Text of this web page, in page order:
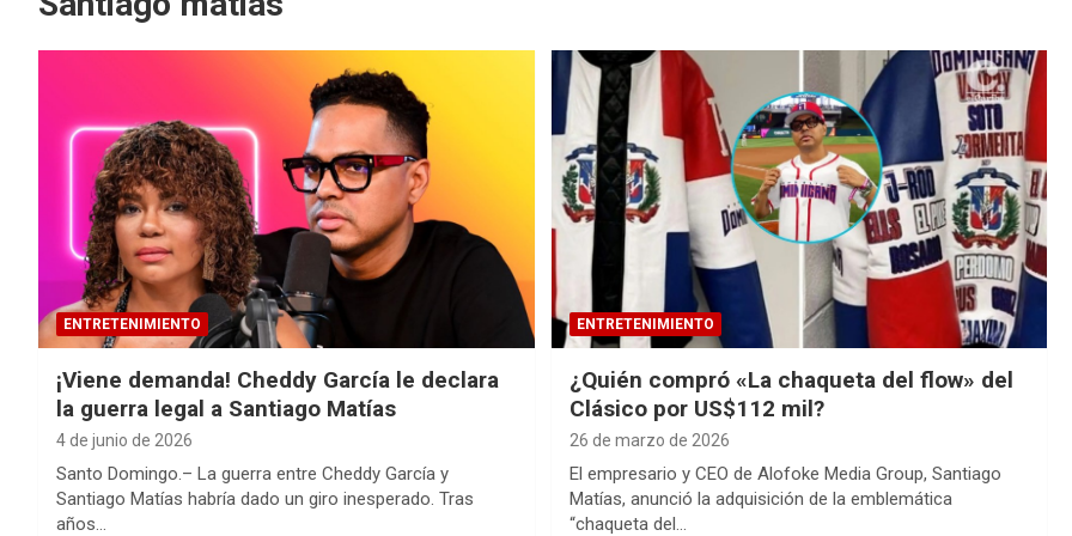
ENTRETENIMIENTO
¡Viene demanda! Cheddy García le declara
la guerra legal a Santiago Matías
4 de junio de 2026
Santo Domingo.– La guerra entre Cheddy García y
Santiago Matías habría dado un giro inesperado. Tras
años…
ENTRETENIMIENTO
¿Quién compró «La chaqueta del flow» del
Clásico por US$112 mil?
26 de marzo de 2026
El empresario y CEO de Alofoke Media Group, Santiago
Matías, anunció la adquisición de la emblemática
“chaqueta del…